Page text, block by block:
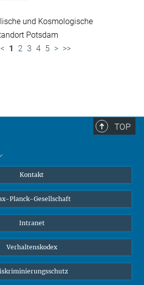
und Kosmologische
Potsdam
< 1 2 3 4 5 > >>
TOP
Kontakt
Planck-Gesellschaft
Intranet
Verhaltenskodex